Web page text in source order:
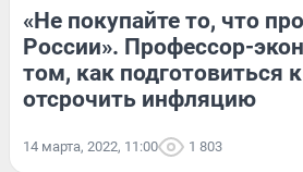
«Не покупайте то, что
России». Профессор-
том, как подготовиться
отсрочить инфляцию
14 марта, 2022, 11:00 1 803